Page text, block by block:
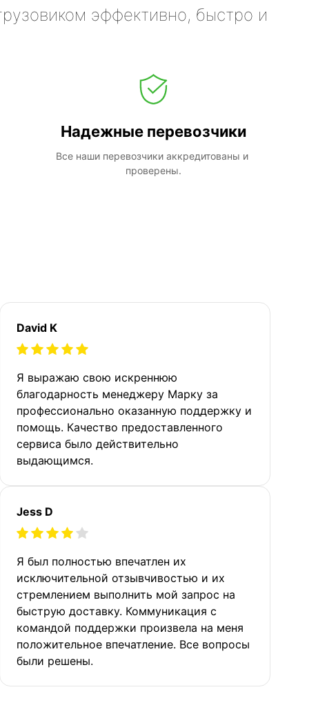
эффективно, быстро и
Надежные перевозчики
Все наши перевозчики аккредитованы и
проверены.
David K
Я выражаю свою искреннюю
благодарность менеджеру Марку за
профессионально оказанную поддержку и
помощь. Качество предоставленного
сервиса было действительно
выдающимся.
Jess D
Я был полностью впечатлен их
исключительной отзывчивостью и их
стремлением выполнить мой запрос на
быструю доставку. Коммуникация с
командой поддержки произвела на меня
положительное впечатление. Все вопросы
были решены.